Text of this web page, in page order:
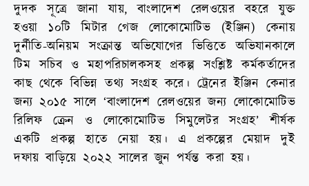
দুদক সূত্রে জানা যায়, বাংলাদেশ রেলওয়ের বহরে যুক্ত
হওয়া ১০টি মিটার গেজ লোকোমোটিভ (ইঞ্জিন) কেনায়
দুর্নীতি-অনিয়ম সংক্রান্ত অভিযোগের ভিত্তিতে অভিযানকালে
টিম সচিব ও মহাপরিচালকসহ প্রকল্প সংশ্লিষ্ট কর্মকর্তাদের
কাছ থেকে বিভিন্ন তথ্য সংগ্রহ করে। ট্রেনের ইঞ্জিন কেনার
জন্য ২০১৫ সালে ‘বাংলাদেশ রেলওয়ের জন্য লোকোমোটিভ
রিলিফ ক্রেন ও লোকোমোটিভ সিমুলেটর সংগ্রহ’ শীর্ষক
একটি প্রকল্প হাতে নেয়া হয়। এ প্রকল্পের মেয়াদ দুই
দফায় বাড়িয়ে ২০২২ সালের জুন পর্যন্ত করা হয়।